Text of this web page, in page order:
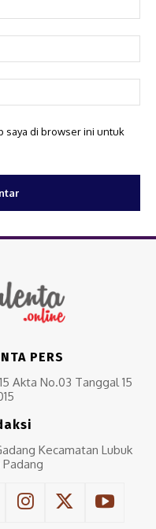
saya di browser ini untuk
PERS
Akta No.03 Tanggal 15
Kecamatan Lubuk